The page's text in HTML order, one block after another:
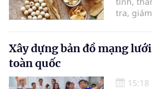
tra,
Xây dựng bản đồ mạng
toàn quốc
15:18